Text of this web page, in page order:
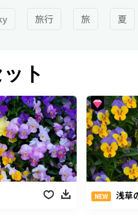
旅行 旅 夏
ト
NEW 浅草